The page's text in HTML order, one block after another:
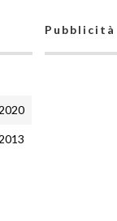
Pubblicità